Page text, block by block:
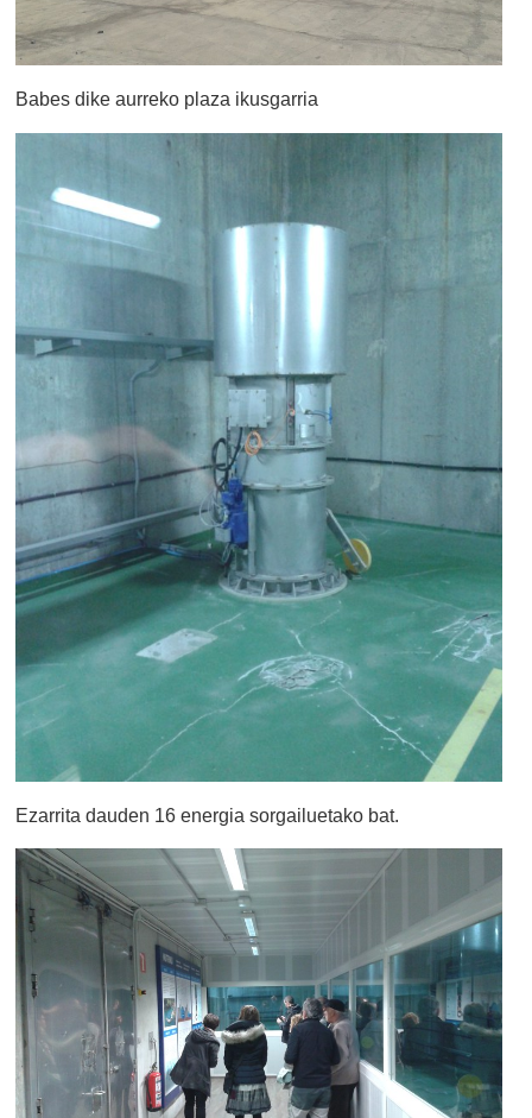
Babes dike aurreko plaza ikusgarria
Ezarrita dauden 16 energia sorgailuetako bat.